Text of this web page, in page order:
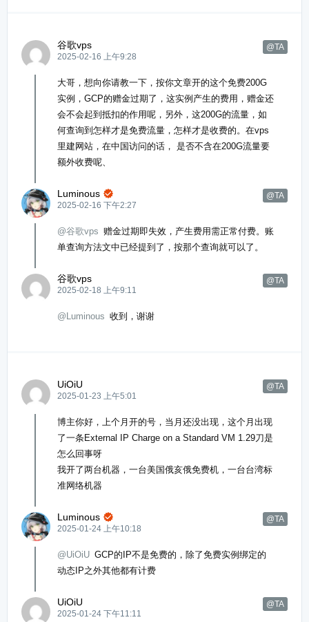
谷歌vps
@TA
2025-02-16 上午9:28
大哥，想向你请教一下，按你文章开的这个免费200G
实例，GCP的赠金过期了，这实例产生的费用，赠金还
会不会起到抵扣的作用呢，另外，这200G的流量，如
何查询到怎样才是免费流量，怎样才是收费的。在vps
里建网站，在中国访问的话， 是否不含在200G流量要
额外收费呢、
Luminous @TA

2025-02-16 下午2:27
@谷歌vps 赠金过期即失效，产生费用需正常付费。账
单查询方法文中已经提到了，按那个查询就可以了。
谷歌vps
@TA
2025-02-18 上午9:11
@Luminous 收到，谢谢
UiOiU
@TA
2025-01-23 上午5:01
博主你好，上个月开的号，当月还没出现，这个月出现
了一条External IP Charge on a Standard VM 1.29刀是
怎么回事呀
我开了两台机器，一台美国俄亥俄免费机，一台台湾标
准网络机器
Luminous @TA

2025-01-24 上午10:18
@UiOiU GCP的IP不是免费的，除了免费实例绑定的
动态IP之外其他都有计费
UiOiU
@TA
2025-01-24 下午11:11